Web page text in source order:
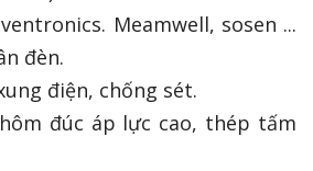
Meamwell, sosen ...
đèn.
điện, chống sét.
đúc áp lực cao, thép tấm